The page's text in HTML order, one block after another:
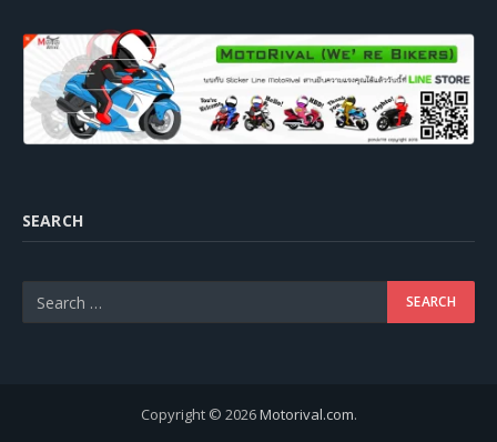
SEARCH
Copyright © 2026Motorival.com.